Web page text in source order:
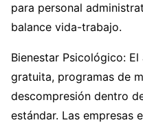
para personal
balance vida-trabajo.
Bienestar Psicológico:
gratuita, programas de
descompresión dentro
estándar. Las empresas